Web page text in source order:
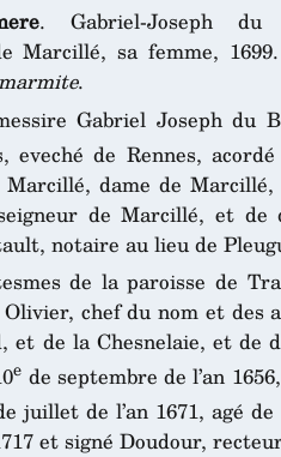
. Gabriel-Joseph du
Marcillé, sa femme,
.
Gabriel Joseph du
eveché de Rennes,
dame de
de Marcillé, et de
notaire au lieu de
de la paroisse de
chef du nom et des
et de la Chesnelaie, et de
e de septembre de l’an
juillet de l’an 1671, agé
et signé Doudour,